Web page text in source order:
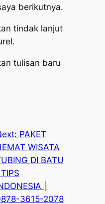
berikutnya.
tindak lanjut
tulisan baru
PAKET
WISATA
DI BATU
| TIPS
|
3615-2078